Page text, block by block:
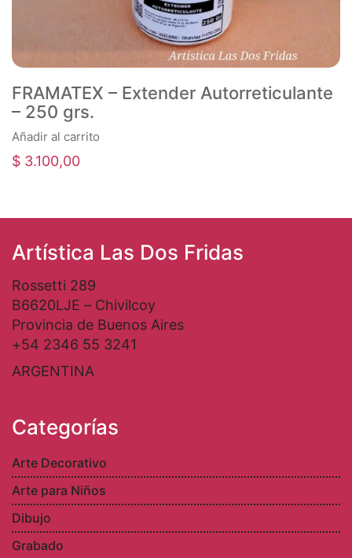
FRAMATEX – Extender Autorreticulante
– 250 grs.
Añadir al carrito
$ 3.100,00
Artística Las Dos Fridas
Rossetti 289
B6620LJE – Chivilcoy
Provincia de Buenos Aires
+54 2346 55 3241
ARGENTINA
Categorías
Arte Decorativo
Arte para Niños
Dibujo
Grabado